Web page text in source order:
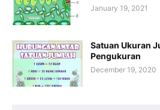
January 19, 2021
Satuan Ukuran
Pengukuran
December 19, 2020